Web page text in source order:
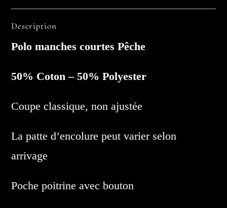
Description
Polo manches courtes Pêche
50% Coton – 50% Polyester
Coupe classique, non ajustée
La patte d’encolure peut varier selon
arrivage
Poche poitrine avec bouton